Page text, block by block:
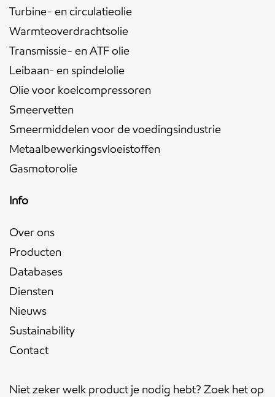
Turbine- en circulatieolie
Warmteoverdrachtsolie
Transmissie- en ATF olie
Leibaan- en spindelolie
Olie voor koelcompressoren
Smeervetten
Smeermiddelen voor de voedingsindustrie
Metaalbewerkingsvloeistoffen
Gasmotorolie
Info
Over ons
Producten
Databases
Diensten
Nieuws
Sustainability
Contact
Niet zeker welk product je nodig hebt? Zoek het op